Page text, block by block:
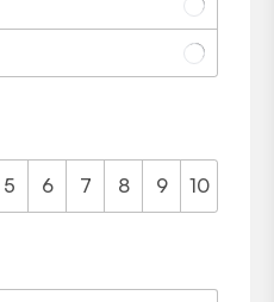
5 6 7 8 9 10